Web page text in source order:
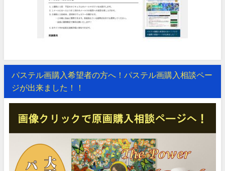
パステル画購入希望者の方へ！パステル画購入相談ペー
ジが出来ました！！